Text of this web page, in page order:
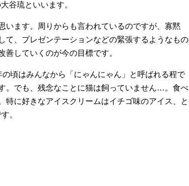
谷琉といいます。
います。周りからも言われているのですが、寡黙
て、プレゼンテーションなどの緊張するようなもの
していくのが今の目標です。
頃はみんなから「にゃんにゃん」と呼ばれる程で
。でも、残念なことに猫は飼っていません…。食べ
特に好きなアイスクリームはイチゴ味のアイス、と
。